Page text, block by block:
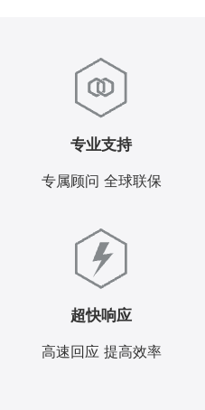
专业支持
专属顾问 全球联保
超快响应
高速回应 提高效率